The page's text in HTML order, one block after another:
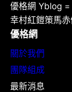
優格網 Yblog
幸村紅鎧策馬
優格網
關於我們
團隊組成
最新消息